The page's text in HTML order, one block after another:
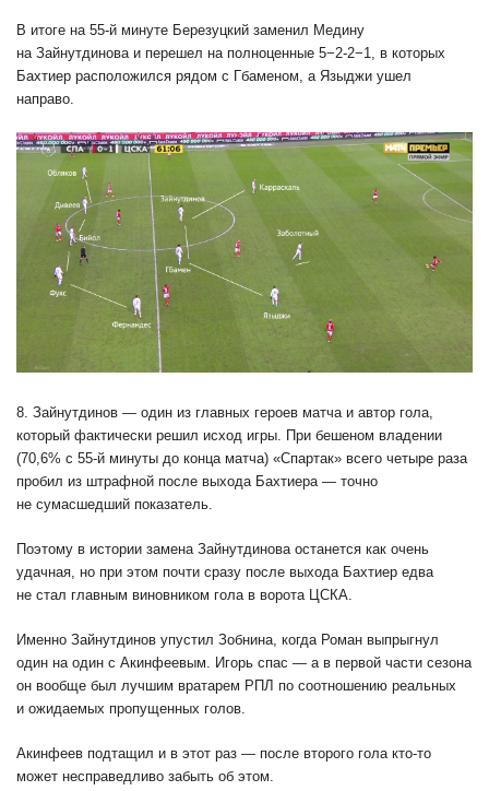
В итоге на 55-й минуте Березуцкий заменил Медину
на Зайнутдинова и перешел на полноценные 5−2-2−1, в которых
Бахтиер расположился рядом с Гбаменом, а Языджи ушел
направо.
8. Зайнутдинов — один из главных героев матча и автор гола,
который фактически решил исход игры. При бешеном владении
(70,6% с 55-й минуты до конца матча) «Спартак» всего четыре раза
пробил из штрафной после выхода Бахтиера — точно
не сумасшедший показатель.
Поэтому в истории замена Зайнутдинова останется как очень
удачная, но при этом почти сразу после выхода Бахтиер едва
не стал главным виновником гола в ворота ЦСКА.
Именно Зайнутдинов упустил Зобнина, когда Роман выпрыгнул
один на один с Акинфеевым. Игорь спас — а в первой части сезона
он вообще был лучшим вратарем РПЛ по соотношению реальных
и ожидаемых пропущенных голов.
Акинфеев подтащил и в этот раз — после второго гола кто-то
может несправедливо забыть об этом.